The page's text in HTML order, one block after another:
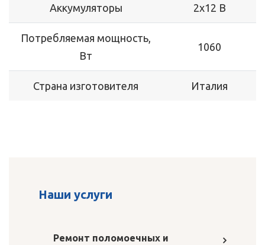
Аккумуляторы 2x12 В
Потребляемая мощность,
Вт
1060
Страна изготовителя Италия
Наши услуги
Ремонт поломоечных и